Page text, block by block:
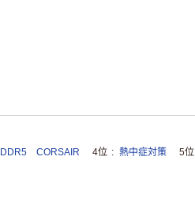
DDR5 CORSAIR 4位 熱中症対策 5位